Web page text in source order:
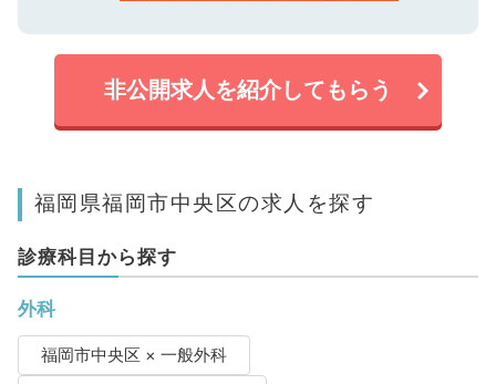
非公開求人を紹介してもらう
福岡県福岡市中央区の求人を探す
診療科目から探す
外科
福岡市中央区 × 一般外科